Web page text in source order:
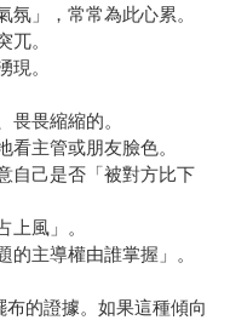
氛」，常常為此心累。
兀。
現。
畏畏縮縮的。
看主管或朋友臉色。
自己是否「被對方比下
上風」。
的主導權由誰掌握」。
的證據。如果這種傾向